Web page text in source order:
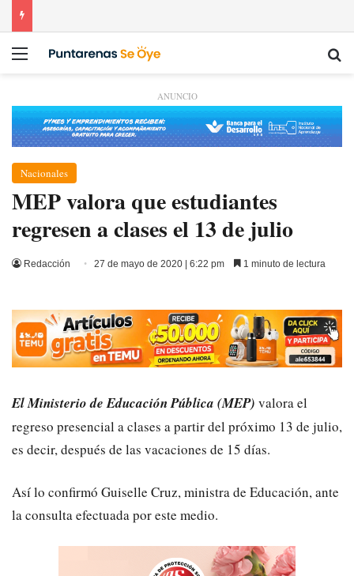
Menú
ANUNCIO
Nacionales
MEP valora que estudiantes
regresen a clases el 13 de julio
Redacción 27 de mayo de 2020 | 6:22 pm 1 minuto de lectura
El Ministerio de Educación Pública (MEP) valora el
regreso presencial a clases a partir del próximo 13 de julio,
es decir, después de las vacaciones de 15 días.
Así lo confirmó Guiselle Cruz, ministra de Educación, ante
la consulta efectuada por este medio.